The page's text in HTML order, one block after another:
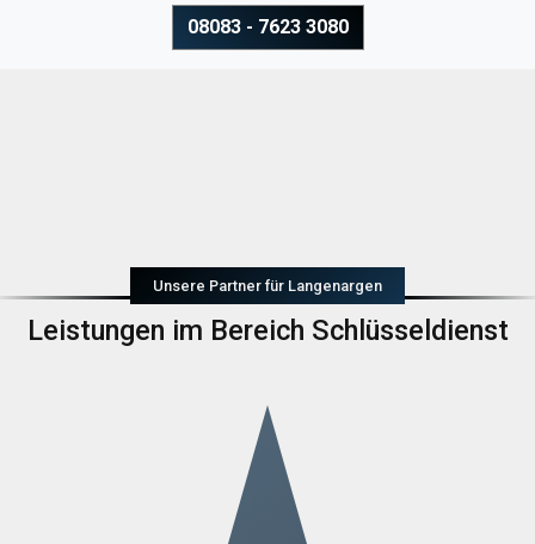
08083 - 7623 3080
Unsere Partner für Langenargen
Leistungen im Bereich Schlüsseldienst